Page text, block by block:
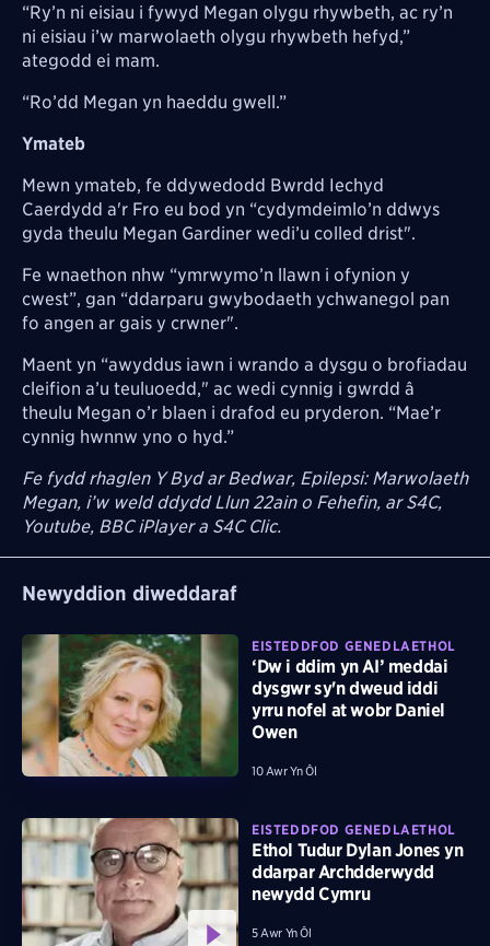
“Ry’n ni eisiau i fywyd Megan olygu rhywbeth, ac ry’n
ni eisiau i’w marwolaeth olygu rhywbeth hefyd,”
ategodd ei mam.
“Ro’dd Megan yn haeddu gwell.”
Ymateb
Mewn ymateb, fe ddywedodd Bwrdd Iechyd
Caerdydd a'r Fro eu bod yn “cydymdeimlo’n ddwys
gyda theulu Megan Gardiner wedi’u colled drist".
Fe wnaethon nhw “ymrwymo’n llawn i ofynion y
cwest”, gan “ddarparu gwybodaeth ychwanegol pan
fo angen ar gais y crwner".
Maent yn “awyddus iawn i wrando a dysgu o brofiadau
cleifion a’u teuluoedd," ac wedi cynnig i gwrdd â
theulu Megan o’r blaen i drafod eu pryderon. “Mae’r
cynnig hwnnw yno o hyd.”
Fe fydd rhaglen Y Byd ar Bedwar, Epilepsi: Marwolaeth
Megan, i’w weld ddydd Llun 22ain o Fehefin, ar S4C,
Youtube, BBC iPlayer a S4C Clic.
Newyddion diweddaraf
EISTEDDFOD GENEDLAETHOL
‘Dw i ddim yn AI’ meddai
dysgwr sy'n dweud iddi
yrru nofel at wobr Daniel
Owen
10 Awr Yn Ôl
EISTEDDFOD GENEDLAETHOL
Ethol Tudur Dylan Jones yn
ddarpar Archdderwydd
newydd Cymru
5 Awr Yn Ôl